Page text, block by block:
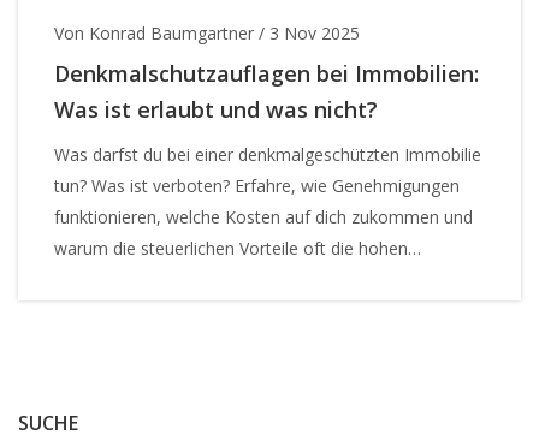
SUCHE
Von Konrad Baumgartner / 3 Nov 2025
Denkmalschutzauflagen bei Immobilien:
Was ist erlaubt und was nicht?
Was darfst du bei einer denkmalgeschützten Immobilie
tun? Was ist verboten? Erfahre, wie Genehmigungen
funktionieren, welche Kosten auf dich zukommen und
warum die steuerlichen Vorteile oft die hohen